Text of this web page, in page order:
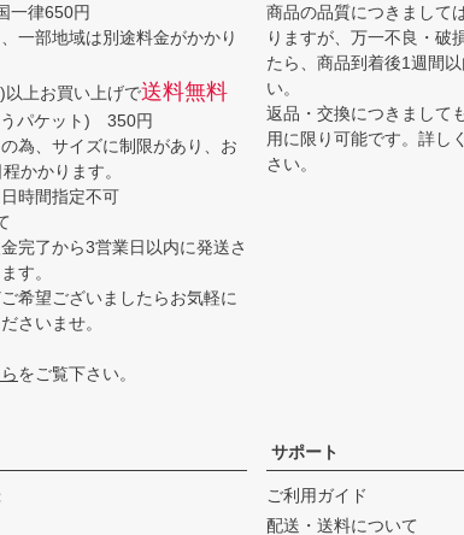
律650円
一部地域は別途料金がかかり
上お買い上げで送料無料
パケット) 350円
為、サイズに制限があり、お
かかります。
時間指定不可
完了から3営業日以内に発送さ
す。
希望ございましたらお気軽に
さいませ。
をご覧下さい。
商品の品質につきまして
りますが、万一不良・破
たら、商品到着後1週間
い。
返品・交換につきまして
用に限り可能です。詳し
さい。
サポート
ご利用ガイド
配送・送料について